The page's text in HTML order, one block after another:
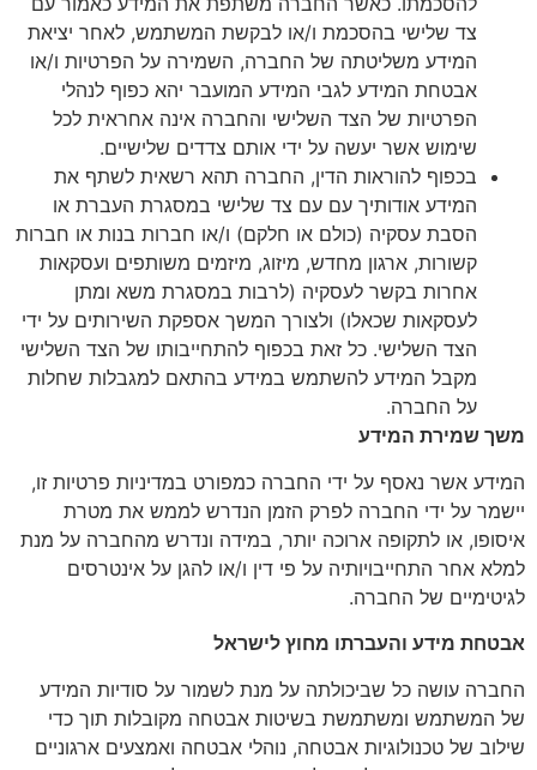
צד שלישי בהסכמת ו/או לבקשת המשתמש, לאחר יציאת
המידע משליטתה של החברה, השמירה על הפרטיות ו/או
אבטחת המידע לגבי המידע המועבר יהא כפוף לנהלי
הפרטיות של הצד השלישי והחברה אינה אחראית לכל
שימוש אשר יעשה על ידי אותם צדדים שלישיים.
בכפוף להוראות הדין, החברה תהא רשאית לשתף את
המידע אודותיך עם עם צד שלישי במסגרת העברת או
הסבת עסקיה (כולם או חלקם) ו/או חברות בנות או חברות
קשורות, ארגון מחדש, מיזוג, מיזמים משותפים ועסקאות
אחרות בקשר לעסקיה (לרבות במסגרת משא ומתן
לעסקאות שכאלו) ולצורך המשך אספקת השירותים על ידי
הצד השלישי. כל זאת בכפוף להתחייבותו של הצד השלישי
מקבל המידע להשתמש במידע בהתאם למגבלות שחלות
על החברה.
משך שמירת המידע
המידע אשר נאסף על ידי החברה כמפורט במדיניות פרטיות זו,
יישמר על ידי החברה לפרק הזמן הנדרש לממש את מטרת
איסופו, או לתקופה ארוכה יותר, במידה ונדרש מהחברה על מנת
למלא אחר התחייבויותיה על פי דין ו/או להגן על אינטרסים
לגיטימיים של החברה.
אבטחת מידע והעברתו מחוץ לישראל
החברה עושה כל שביכולתה על מנת לשמור על סודיות המידע
של המשתמש ומשתמשת בשיטות אבטחה מקובלות תוך כדי
שילוב של טכנולוגיות אבטחה, נוהלי אבטחה ואמצעים ארגוניים